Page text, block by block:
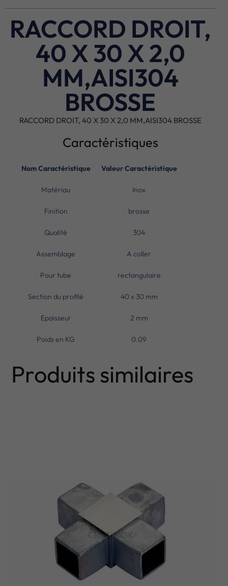
RACCORD DROIT,
40 X 30 X 2,0
MM,AISI304
BROSSE
RACCORD DROIT, 40 X 30 X 2,0 MM,AISI304 BROSSE
Caractéristiques
Nom Caractéristique Valeur Caractéristique
Matériau Inox
Finition brosse
Qualité 304
Assemblage A coller
Pour tube rectangulaire
Section du profilé 40 x 30 mm
Epaisseur 2 mm
Poids en KG 0.09
Produits similaires